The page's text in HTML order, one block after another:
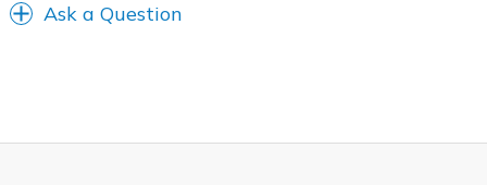
Ask a Question